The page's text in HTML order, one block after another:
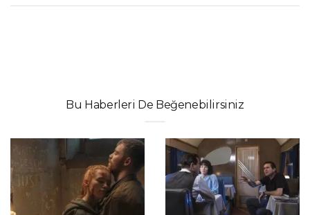
Bu Haberleri De Beğenebilirsiniz